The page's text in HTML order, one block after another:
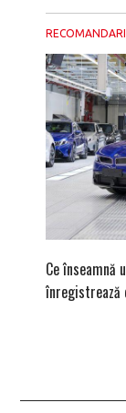
RECOMANDARI
Ce înseamnă
înregistrează